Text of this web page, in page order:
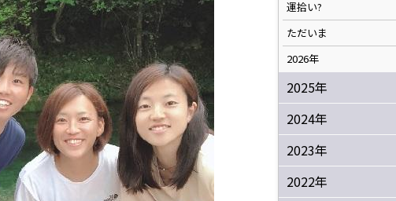
運拾い?
ただいま
2026年
2025年
2024年
2023年
2022年